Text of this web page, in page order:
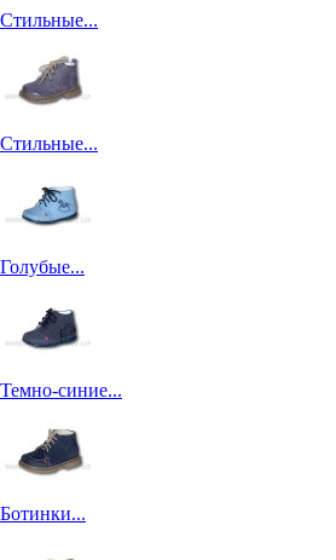
Стильные...
Стильные...
Голубые...
Темно-синие...
Ботинки...